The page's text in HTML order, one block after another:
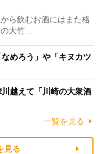
ら飲むお酒にはまた格
大竹…
めろう」や「キヌカツ
川越えて「川崎の大衆酒
一覧を見る
見る